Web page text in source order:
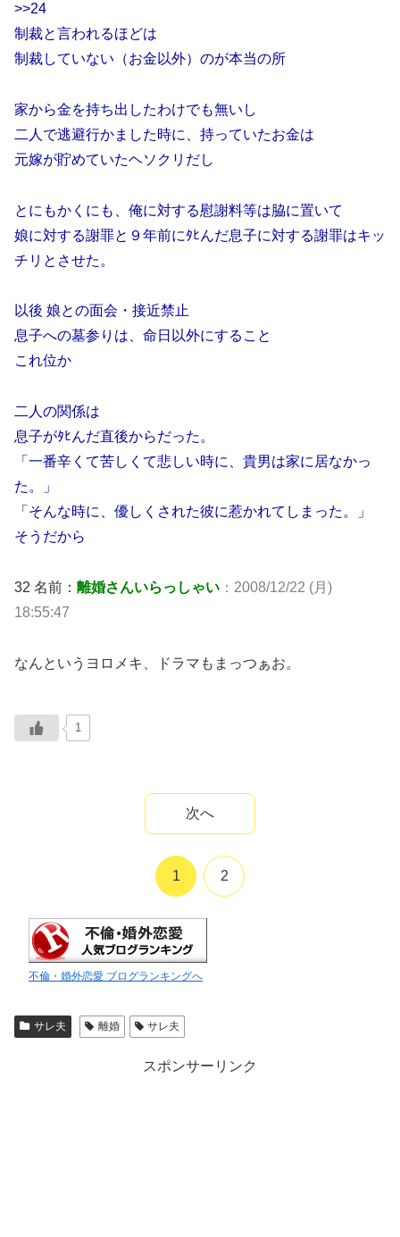
>>24
制裁と言われるほどは
制裁していない（お金以外）のが本当の所
家から金を持ち出したわけでも無いし
二人で逃避行かました時に、持っていたお金は
元嫁が貯めていたヘソクリだし
とにもかくにも、俺に対する慰謝料等は脇に置いて
娘に対する謝罪と９年前にﾀﾋんだ息子に対する謝罪はキッ
チリとさせた。
以後 娘との面会・接近禁止
息子への墓参りは、命日以外にすること
これ位か
二人の関係は
息子がﾀﾋんだ直後からだった。
「一番辛くて苦しくて悲しい時に、貴男は家に居なかっ
た。」
「そんな時に、優しくされた彼に惹かれてしまった。」
そうだから
32 名前： 離婚さんいらっしゃい ：2008/12/22 (月)
18:55:47
なんというヨロメキ、ドラマもまっつぁお。
1
次へ
1 2
不倫・婚外恋愛 ブログランキングへ
サレ夫 離婚 サレ夫
スポンサーリンク